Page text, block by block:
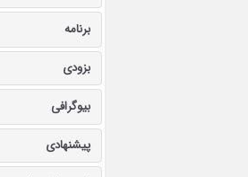
برنامه
بزودی
بیوگرافی
پیشنهادی